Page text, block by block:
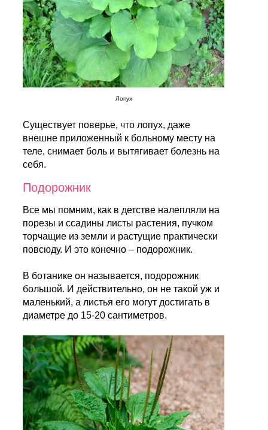
Лопух
Существует поверье, что лопух, даже
внешне приложенный к больному месту на
теле, снимает боль и вытягивает болезнь на
себя.
Подорожник
Все мы помним, как в детстве налепляли на
порезы и ссадины листы растения, пучком
торчащие из земли и растущие практически
повсюду. И это конечно – подорожник.
В ботанике он называется, подорожник
большой. И действительно, он не такой уж и
маленький, а листья его могут достигать в
диаметре до 15-20 сантиметров.